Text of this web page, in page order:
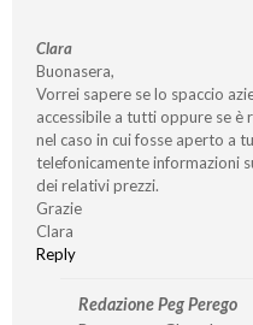
Clara
Buonasera,
Vorrei sapere se lo spaccio
accessibile a tutti oppure se è
nel caso in cui fosse aperto a
telefonicamente informazioni
dei relativi prezzi.
Grazie
Clara
Reply
Redazione Peg Perego